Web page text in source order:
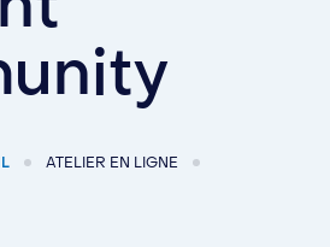
ATELIER EN LIGNE